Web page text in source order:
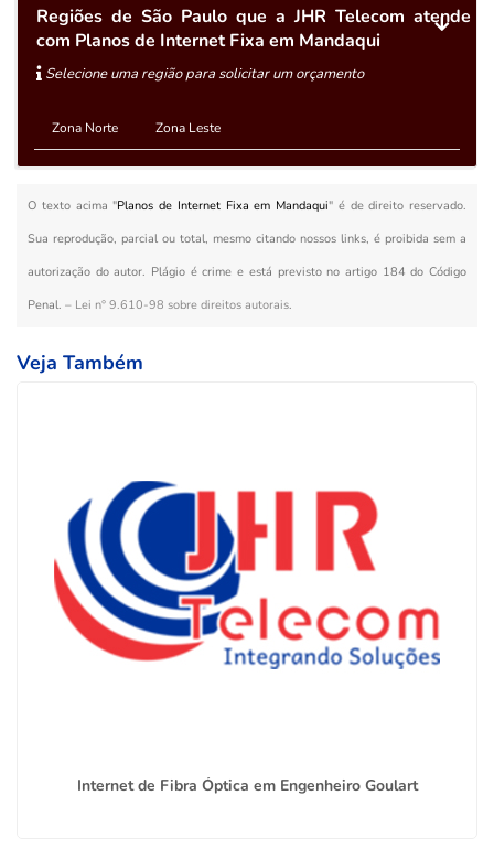
Regiões de São Paulo que a JHR Telecom atende
com Planos de Internet Fixa em Mandaqui
Selecione uma região para solicitar um orçamento
Zona Norte Zona Leste
O texto acima "Planos de Internet Fixa em Mandaqui" é de direito reservado.
Sua reprodução, parcial ou total, mesmo citando nossos links, é proibida sem a
autorização do autor. Plágio é crime e está previsto no artigo 184 do Código
Penal. – Lei n° 9.610-98 sobre direitos autorais.
Veja Também
Internet de Fibra Óptica em Engenheiro Goulart